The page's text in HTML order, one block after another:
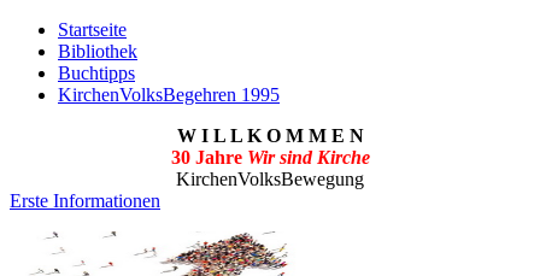
Startseite
Bibliothek
Buchtipps
KirchenVolksBegehren 1995
W I L L K O M M E N
30 Jahre Wir sind Kirche
KirchenVolksBewegung
Erste Informationen